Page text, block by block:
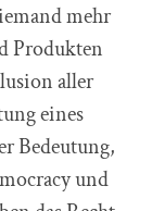
mehr
Produkten
aller
eines
Bedeutung,
und